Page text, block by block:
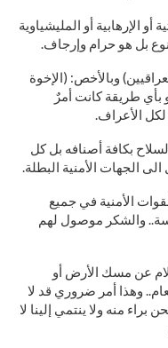
الإرهابية أو المليشياوية
بل هو حرام وإرجاف.
وبالأخص: (الإخوة
بأي طريقة كانت أمرٌ
الأعراف.
بكافة أصنافه بل كل
الجهات الأمنية البطلة.
الأمنية في جميع
والشكر موصول لهم
عن مسك الأرض أو
وهذا أمر ضروري قد لا
منه ولا ينتمي إلينا لا